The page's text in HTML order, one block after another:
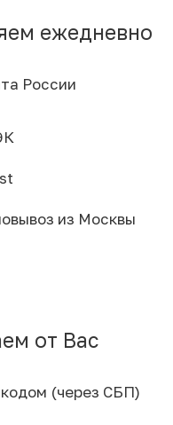
ежедневно
России
из Москвы
от Вас
(через СБП)